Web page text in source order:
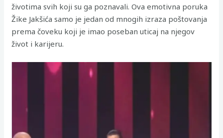
životima svih koji su ga poznavali. Ova emotivna poruka
Žike Jakšića samo je jedan od mnogih izraza poštovanja
prema čoveku koji je imao poseban uticaj na njegov
život i karijeru.